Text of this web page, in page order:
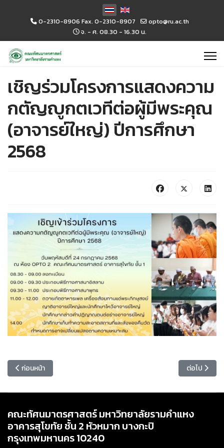
เลือกภาษาของคุณ
0-2310-8906 Fax. 0-2310-8907
opto@ru.ac.th
จ. - ศ. 08.30 - 16.30 น.
เชิญร่วมโครงการแสดงความ
กตัญญูกตเวทีต่อผู้มีพระคุณ
(อาจารย์ใหญ่) ปีการศึกษา
2568
เนื้อหาก่อนหน้า: ประกาศรายชื่อผู้มีสิทธิ์เข้ารับการสัมภาษณ์เพื่อรับทุนกา
ก่อนหน้า เนื้อหาถัดไ
ต่อไป
คณะทัศนมาตรศาสตร์ มหาวิทยาลัยรามคำแหง
อาคารสุโขทัย ชั้น 2 หัวหมาก บางกะปิ
กรุงเทพมหานคร 10240